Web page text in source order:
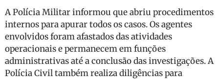
A Polícia Militar informou que abriu procedimentos
internos para apurar todos os casos. Os agentes
envolvidos foram afastados das atividades
operacionais e permanecem em funções
administrativas até a conclusão das investigações. A
Polícia Civil também realiza diligências para